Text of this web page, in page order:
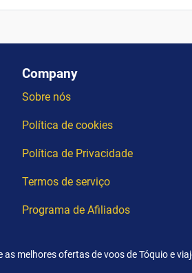
Company
Sobre nós
Política de cookies
Política de Privacidade
Termos de serviço
Programa de Afiliados
as melhores ofertas de voos de Tóquio e